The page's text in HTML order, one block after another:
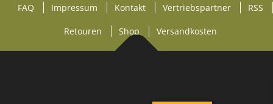
FAQ Impressum Kontakt Vertriebspartner RSS
Retouren Shop Versandkosten